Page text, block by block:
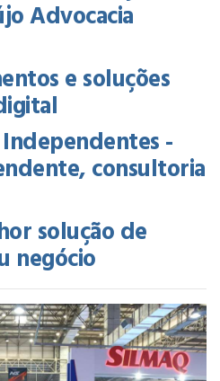
Advocacia
e soluções
-
consultoria
solução de
negócio